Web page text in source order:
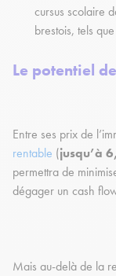
cursus scolaire
brestois, tels
Le potentiel
Entre ses prix de
rentable (jusqu’à
permettra de
dégager un cash
Mais au-delà de la